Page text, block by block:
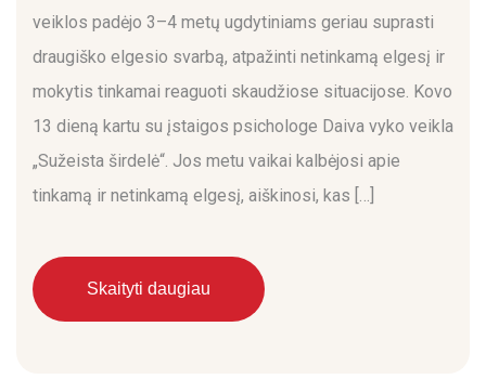
veiklos padėjo 3–4 metų ugdytiniams geriau suprasti
draugiško elgesio svarbą, atpažinti netinkamą elgesį ir
mokytis tinkamai reaguoti skaudžiose situacijose. Kovo
13 dieną kartu su įstaigos psichologe Daiva vyko veikla
„Sužeista širdelė“. Jos metu vaikai kalbėjosi apie
tinkamą ir netinkamą elgesį, aiškinosi, kas […]
Skaityti daugiau